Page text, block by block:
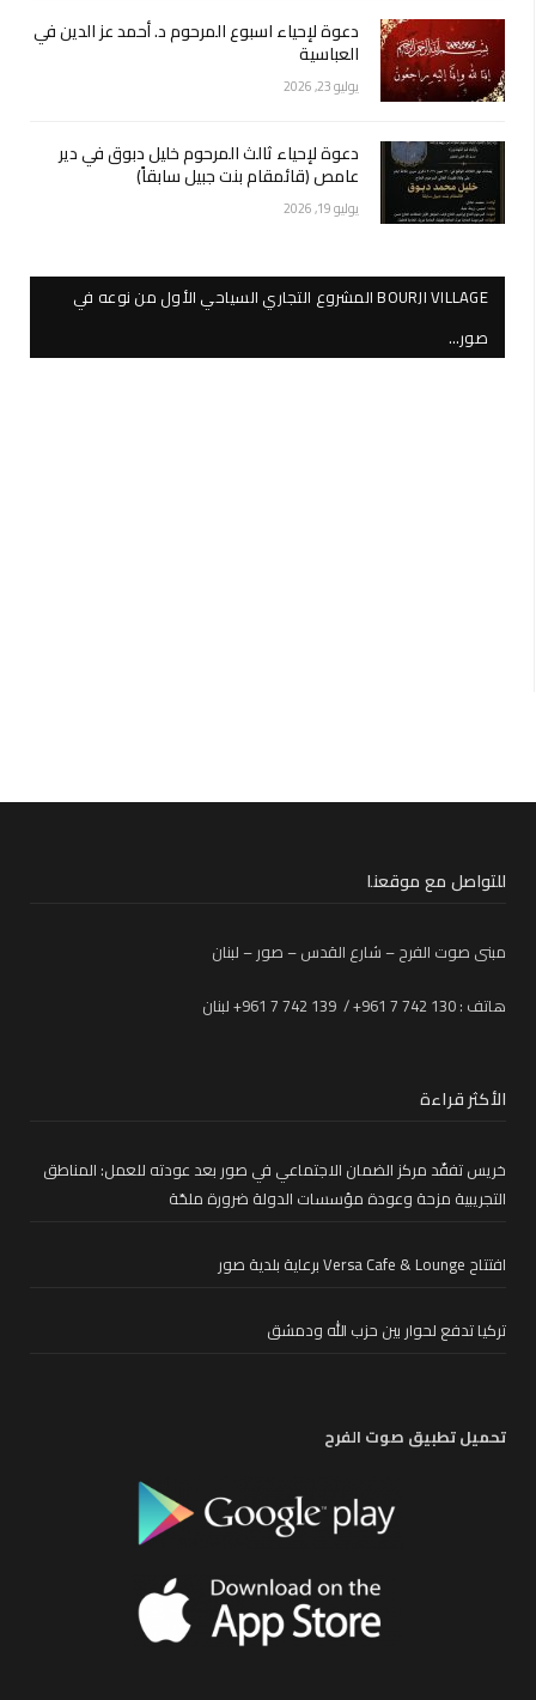
دعوة لإحياء اسبوع المرحوم د. أحمد عز الدين في
العباسية
يوليو 23, 2026
دعوة لإحياء ثالث المرحوم خليل دبوق في دير
عامص (قائمقام بنت جبيل سابقاً)
يوليو 19, 2026
BOURJI VILLAGE المشروع التجاري السياحي الأول من نوعه في
صور…
للتواصل مع موقعنا
مبنى صوت الفرح – شارع القدس – صور – لبنان
هاتف : 130 742 7 961+ / 139 742 7 961+ لبنان
الأكثر قراءة
خريس تفقّد مركز الضمان الاجتماعي في صور بعد عودته للعمل: المناطق
التجريبية مزحة وعودة مؤسسات الدولة ضرورة ملحّة
افتتاح Versa Cafe & Lounge برعاية بلدية صور
تركيا تدفع لحوار بين حزب الله ودمشق
تحميل تطبيق صوت الفرح